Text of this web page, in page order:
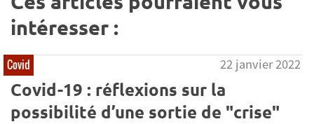
intéresser :
Covid 22 janvier 2022
Covid-19 : réflexions sur la
possibilité d’une sortie de "crise"